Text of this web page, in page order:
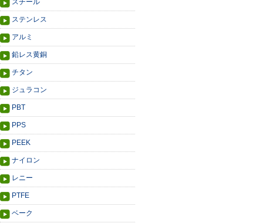
スチール
ステンレス
アルミ
鉛レス黄銅
チタン
ジュラコン
PBT
PPS
PEEK
ナイロン
レニー
PTFE
ベーク